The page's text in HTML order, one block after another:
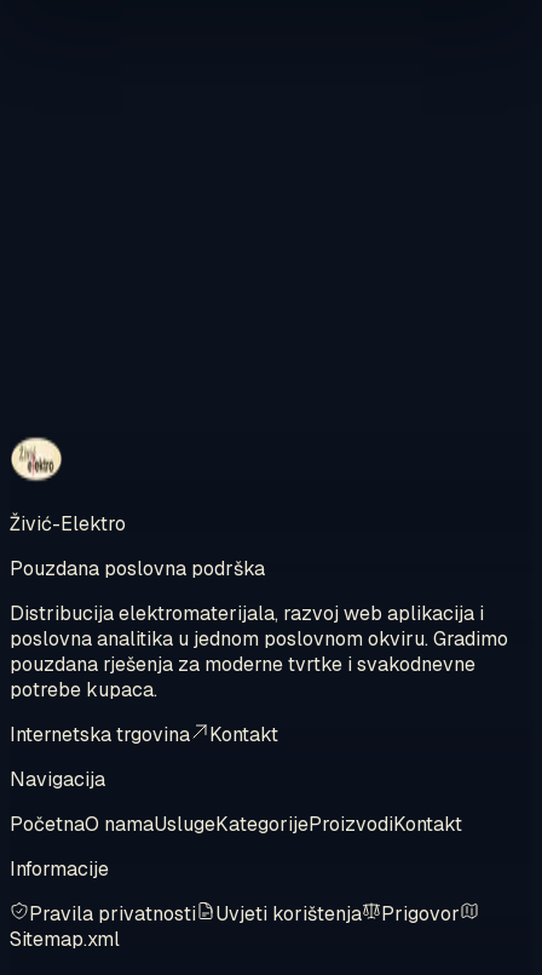
Pregledajte internetsku trgovinu
Živić-Elektro
Pouzdana poslovna podrška
Distribucija elektromaterijala, razvoj web aplikacija i
poslovna analitika u jednom poslovnom okviru. Gradimo
pouzdana rješenja za moderne tvrtke i svakodnevne
potrebe kupaca.
Internetska trgovina
Kontakt
Navigacija
PočetnaO namaUslugeKategorijeProizvodiKontakt
Informacije
Pravila privatnosti
Uvjeti korištenja
Prigovor
Sitemap.xml